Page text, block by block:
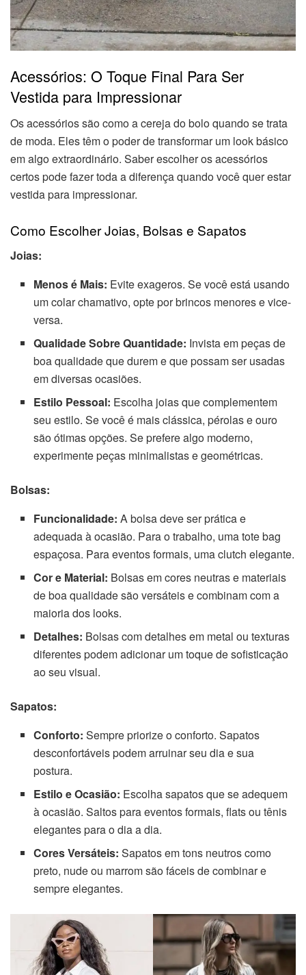
Acessórios: O Toque Final Para Ser
Vestida para Impressionar
Os acessórios são como a cereja do bolo quando se trata
de moda. Eles têm o poder de transformar um look básico
em algo extraordinário. Saber escolher os acessórios
certos pode fazer toda a diferença quando você quer estar
vestida para impressionar.
Como Escolher Joias, Bolsas e Sapatos
Joias:
Menos é Mais: Evite exageros. Se você está usando
um colar chamativo, opte por brincos menores e vice-
versa.
Qualidade Sobre Quantidade: Invista em peças de
boa qualidade que durem e que possam ser usadas
em diversas ocasiões.
Estilo Pessoal: Escolha joias que complementem
seu estilo. Se você é mais clássica, pérolas e ouro
são ótimas opções. Se prefere algo moderno,
experimente peças minimalistas e geométricas.
Bolsas:
Funcionalidade: A bolsa deve ser prática e
adequada à ocasião. Para o trabalho, uma tote bag
espaçosa. Para eventos formais, uma clutch elegante.
Cor e Material: Bolsas em cores neutras e materiais
de boa qualidade são versáteis e combinam com a
maioria dos looks.
Detalhes: Bolsas com detalhes em metal ou texturas
diferentes podem adicionar um toque de sofisticação
ao seu visual.
Sapatos:
Conforto: Sempre priorize o conforto. Sapatos
desconfortáveis podem arruinar seu dia e sua
postura.
Estilo e Ocasião: Escolha sapatos que se adequem
à ocasião. Saltos para eventos formais, flats ou tênis
elegantes para o dia a dia.
Cores Versáteis: Sapatos em tons neutros como
preto, nude ou marrom são fáceis de combinar e
sempre elegantes.